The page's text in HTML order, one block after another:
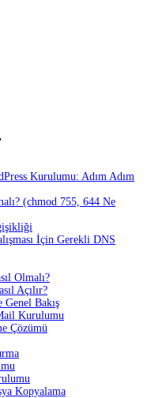
Kurulumu: Adım Adım
(chmod 755, 644 Ne
İçin Gerekli DNS
Olmalı?
Açılır?
Bakış
Kurulumu
Çözümü
Kopyalama